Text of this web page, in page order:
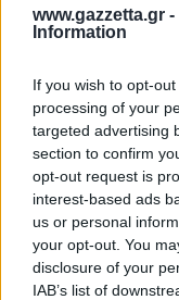
www.gazzetta.gr -
Information
If you wish to opt-
processing of your
targeted advertising
section to confirm
opt-out request is
interest-based ads
us or personal
your opt-out. You
disclosure of your
IAB’s list of
@Photo credits: